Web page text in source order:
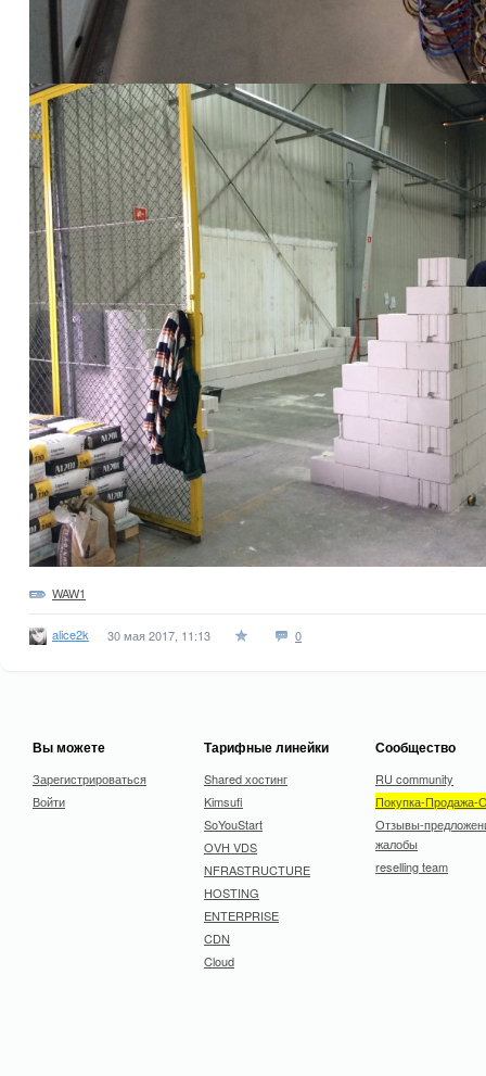
WAW1
alice2k 30 мая 2017, 11:13 0
Вы можете
Зарегистрироваться
Войти
Тарифные линейки
Shared хостинг
Kimsufi
SoYouStart
OVH VDS
NFRASTRUCTURE
HOSTING
ENTERPRISE
CDN
Cloud
Сообщество
RU community
Покупка-Продажа-
Отзывы-
жалобы
reselling team